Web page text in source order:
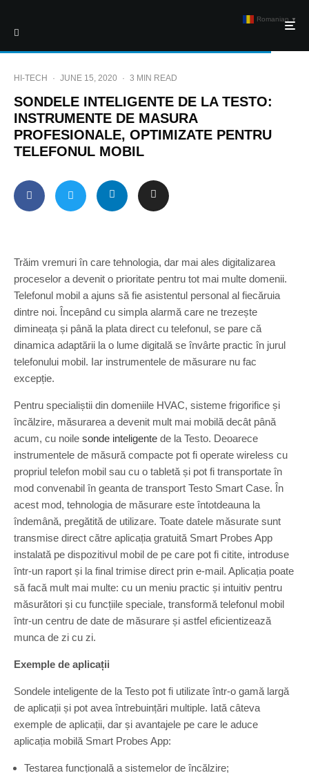
HI-TECH · JUNE 15, 2020 · 3 MIN READ
SONDELE INTELIGENTE DE LA TESTO:
INSTRUMENTE DE MASURA
PROFESIONALE, OPTIMIZATE PENTRU
TELEFONUL MOBIL
Trăim vremuri în care tehnologia, dar mai ales digitalizarea
proceselor a devenit o prioritate pentru tot mai multe domenii.
Telefonul mobil a ajuns să fie asistentul personal al fiecăruia
dintre noi. Începând cu simpla alarmă care ne trezește
dimineața și până la plata direct cu telefonul, se pare că
dinamica adaptării la o lume digitală se învârte practic în jurul
telefonului mobil. Iar instrumentele de măsurare nu fac
excepție.
Pentru specialiștii din domeniile HVAC, sisteme frigorifice și
încălzire, măsurarea a devenit mult mai mobilă decât până
acum, cu noile sonde inteligente de la Testo. Deoarece
instrumentele de măsură compacte pot fi operate wireless cu
propriul telefon mobil sau cu o tabletă și pot fi transportate în
mod convenabil în geanta de transport Testo Smart Case. În
acest mod, tehnologia de măsurare este întotdeauna la
îndemână, pregătită de utilizare. Toate datele măsurate sunt
transmise direct către aplicația gratuită Smart Probes App
instalată pe dispozitivul mobil de pe care pot fi citite, introduse
într-un raport și la final trimise direct prin e-mail. Aplicația poate
să facă mult mai multe: cu un meniu practic și intuitiv pentru
măsurători și cu funcțiile speciale, transformă telefonul mobil
într-un centru de date de măsurare și astfel eficientizează
munca de zi cu zi.
Exemple de aplicații
Sondele inteligente de la Testo pot fi utilizate într-o gamă largă
de aplicații și pot avea întrebuințări multiple. Iată câteva
exemple de aplicații, dar și avantajele pe care le aduce
aplicația mobilă Smart Probes App:
Testarea funcțională a sistemelor de încălzire;
Romanian ▼